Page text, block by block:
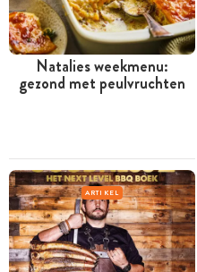
Natalies weekmenu:
gezond met peulvruchten
ARTIKEL